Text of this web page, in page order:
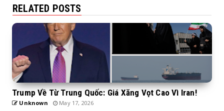
RELATED POSTS
Trump Về Từ Trung Quốc: Giá Xăng Vọt Cao Vì Iran!
Unknown May 17, 2026